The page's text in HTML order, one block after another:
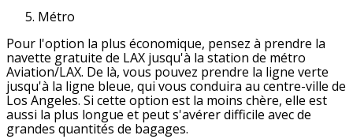
Métro
Pour l'option la plus économique, pensez à prendre la
navette gratuite de LAX jusqu'à la station de métro
Aviation/LAX. De là, vous pouvez prendre la ligne verte
jusqu'à la ligne bleue, qui vous conduira au centre-ville de
Los Angeles. Si cette option est la moins chère, elle est
aussi la plus longue et peut s'avérer difficile avec de
grandes quantités de bagages.